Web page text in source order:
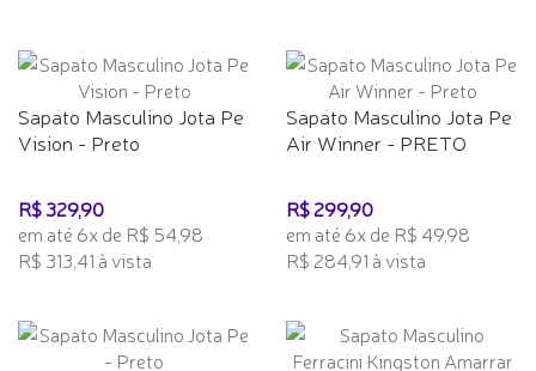
Sapato Masculino Jota Pe
Vision - Preto
R$ 329,90
em até 6x de R$ 54,98
R$ 313,41 à vista
Sapato Masculino Jota Pe
Air Winner - PRETO
R$ 299,90
em até 6x de R$ 49,98
R$ 284,91 à vista